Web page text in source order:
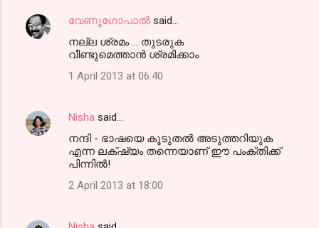
വേണുഗോപാല്‍ said…
നല്ല ശ്രമം ... തുടരുക
വീണ്ടുമെത്താന്‍ ശ്രമിക്കാം
1 April 2013 at 06:40
Nisha said…
നന്ദി - ഭാഷയെ കൂടുതല്‍ അടുത്തറിയുക
എന്ന ലക്‌ഷ്യം തന്നെയാണ് ഈ പംക്തിക്ക്
പിന്നില്‍!
2 April 2013 at 18:00